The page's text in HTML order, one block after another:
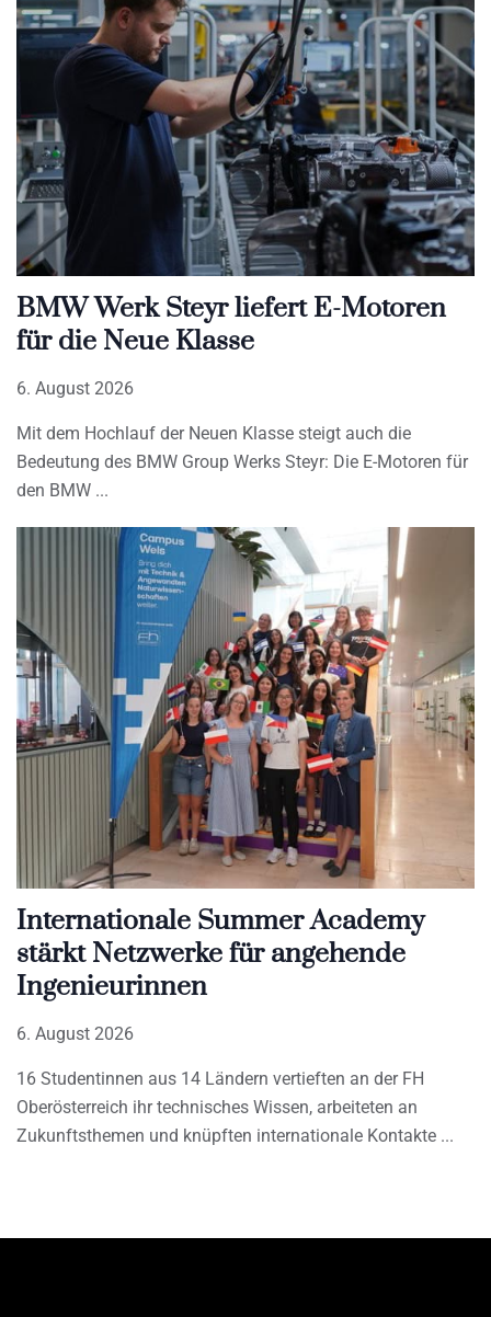
BMW Werk Steyr liefert E-Motoren
für die Neue Klasse
6. August 2026
Mit dem Hochlauf der Neuen Klasse steigt auch die
Bedeutung des BMW Group Werks Steyr: Die E-Motoren für
den BMW
Internationale Summer Academy
stärkt Netzwerke für angehende
Ingenieurinnen
6. August 2026
16 Studentinnen aus 14 Ländern vertieften an der FH
Oberösterreich ihr technisches Wissen, arbeiteten an
Zukunftsthemen und knüpften internationale Kontakte